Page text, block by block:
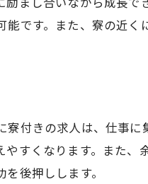
です。また、寮の近く
付きの求人は、仕事に
すくなります。また、
後押しします。